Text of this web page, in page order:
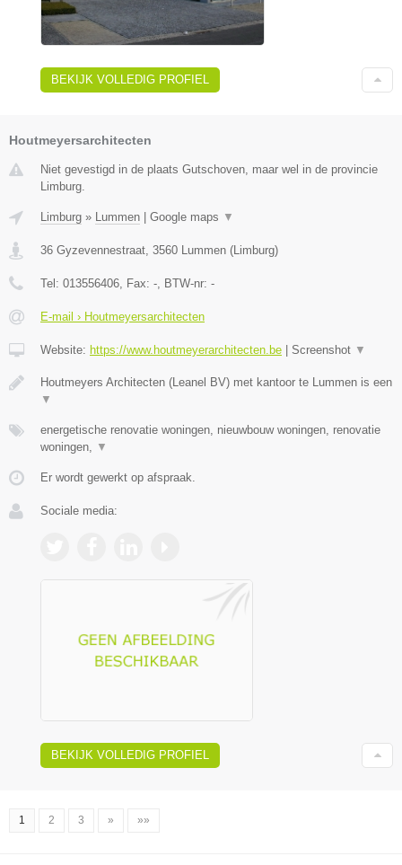
BEKIJK VOLLEDIG PROFIEL
Houtmeyersarchitecten
Niet gevestigd in de plaats Gutschoven, maar wel in de provincie
Limburg.
Limburg » Lummen Google maps ▼
36 Gyzevennestraat 3560 Lummen ( Limburg)
Tel: 013556406 , Fax: - , BTW-nr: -
E-mail › Houtmeyersarchitecten
Website: https://www.houtmeyerarchitecten.be Screenshot ▼
Houtmeyers Architecten (Leanel BV) met kantoor te Lummen is een
▼
energetische renovatie woningen, nieuwbouw woningen, renovatie
woningen,
▼
Er wordt gewerkt op afspraak.
Sociale media:
BEKIJK VOLLEDIG PROFIEL
1 2 3 » »»